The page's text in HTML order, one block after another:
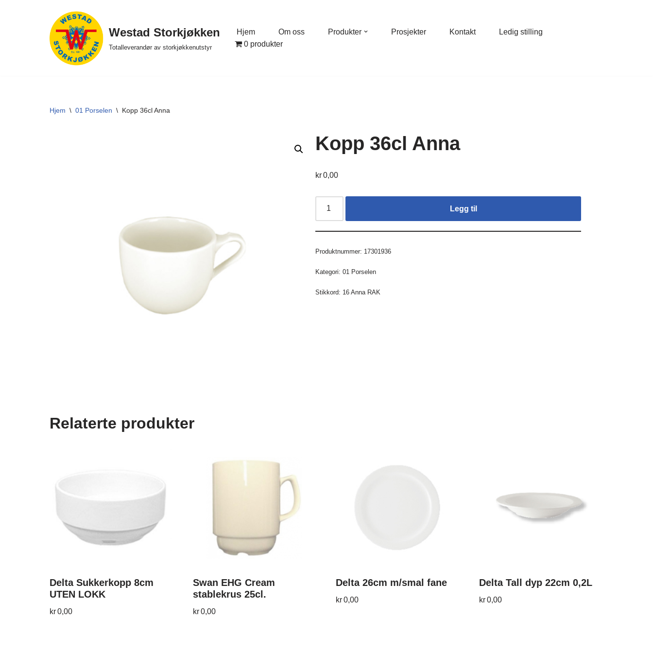
Westad Storkjøkken
Totalleverandør av storkjøkkenutstyr
Hjem Om oss Produkter Prosjekter Kontakt
Ledig stilling
0 produkter
Hjem \ 01 Porselen \ Kopp 36cl Anna
Kopp 36cl Anna
kr0,00
Legg til
Produktnummer: 17301936
Kategori:01 Porselen
Stikkord: 16 Anna RAK
Relaterte produkter
Delta Sukkerkopp 8cm
UTEN LOKK
kr0,00
Swan EHG Cream
stablekrus 25cl.
kr0,00
Delta 26cm m/smal fane
kr0,00
Delta Tall dyp 22cm 0,2L
kr0,00